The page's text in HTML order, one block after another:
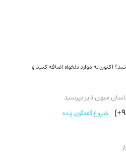
اکنون به موارد دلخواه اضافه کنید و
میهن تایر بپرسید
شروع گفتگوی زنده